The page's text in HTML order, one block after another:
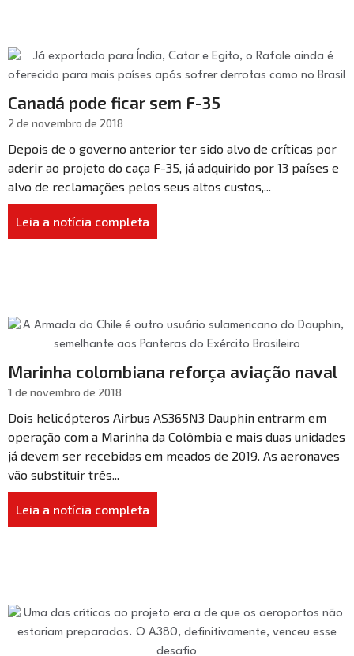
Canadá pode ficar sem F-35
2 de novembro de 2018
Depois de o governo anterior ter sido alvo de críticas por
aderir ao projeto do caça F-35, já adquirido por 13 países e
alvo de reclamações pelos seus altos custos,...
Leia a notícia completa
Marinha colombiana reforça aviação naval
1 de novembro de 2018
Dois helicópteros Airbus AS365N3 Dauphin entrarm em
operação com a Marinha da Colômbia e mais duas unidades
já devem ser recebidas em meados de 2019. As aeronaves
vão substituir três...
Leia a notícia completa